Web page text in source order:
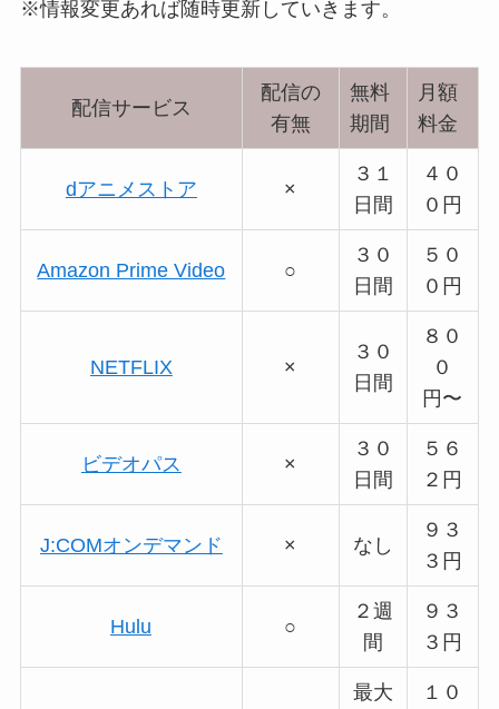
※情報変更あれば随時更新していきます。
配信サービス
配信の
有無
無料
期間
月額
料金
dアニメストア ×
３１
日間
４０
０円
Amazon Prime Video ○
３０
日間
５０
０円
NETFLIX ×
３０
日間
８０
０
円〜
ビデオパス ×
３０
日間
５６
２円
J:COMオンデマンド × なし
９３
３円
Hulu ○
２週
間
９３
３円
最大
１０